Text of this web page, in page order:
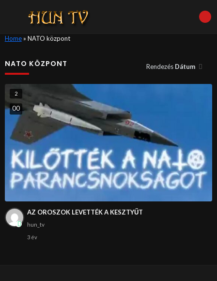
Home» NATO központ
NATO KÖZPONT Rendezés Dátum
2
00
AZ OROSZOK LEVETTÉK A KESZTYŰT
hun_tv
3 év